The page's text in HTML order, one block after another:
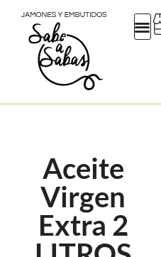
Aceite
Virgen
Extra 2